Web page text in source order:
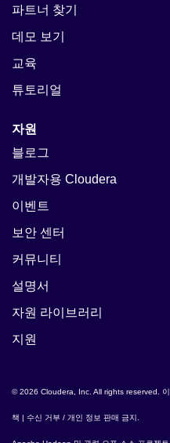
파트너 찾기
데모 보기
교육
튜토리얼
자원
블로그
개발자용 Cloudera
이벤트
보안 센터
커뮤니티
설명서
자원 라이브러리
지원
© 2026 Cloudera, Inc. All rights reserved.
책 | 수신 거부 / 개인 정보 판매 금지